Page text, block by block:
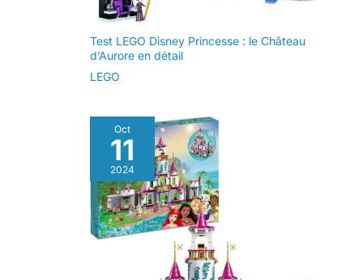
Test LEGO Disney Princesse : le Château
d’Aurore en détail
LEGO
Oct
11
2024